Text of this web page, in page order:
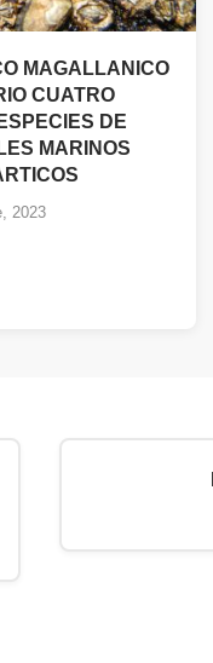
MAGALLANICO
CUATRO
DE
MARINOS
2023